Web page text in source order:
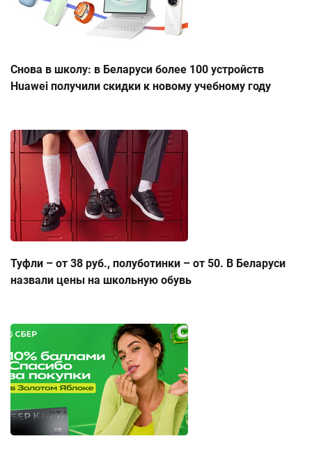
Снова в школу: в Беларуси более 100 устройств
Huawei получили скидки к новому учебному году
Туфли – от 38 руб., полуботинки – от 50. В Беларуси
назвали цены на школьную обувь